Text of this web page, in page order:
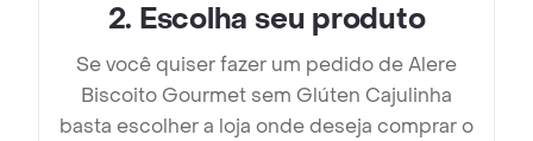
2. Escolha seu produto
Se você quiser fazer um pedido de Alere
Biscoito Gourmet sem Glúten Cajulinha
basta escolher a loja onde deseja comprar o